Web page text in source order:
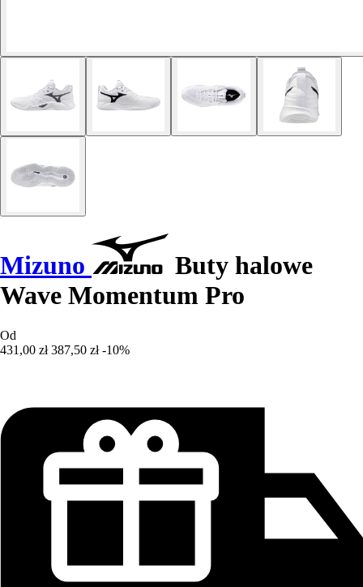
Mizuno
Buty halowe
Wave Momentum Pro
Od
431,00 zł 387,50 zł -10%